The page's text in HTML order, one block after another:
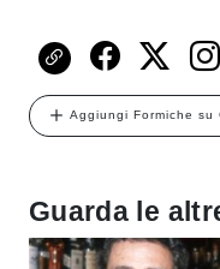
Aggiungi Formiche su
Guarda le